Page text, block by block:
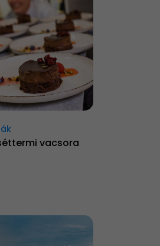
vacsora